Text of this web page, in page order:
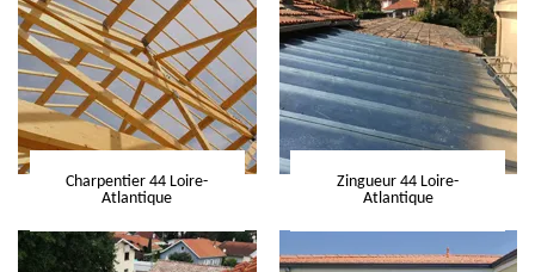
Charpentier 44 Loire-
Atlantique
Zingueur 44 Loire-
Atlantique